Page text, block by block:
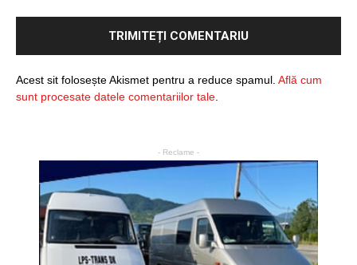
Acest sit folosește Akismet pentru a reduce spamul. Află cum
sunt procesate datele comentariilor tale
- Reclame -